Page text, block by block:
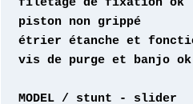
vis de purge et banjo ok